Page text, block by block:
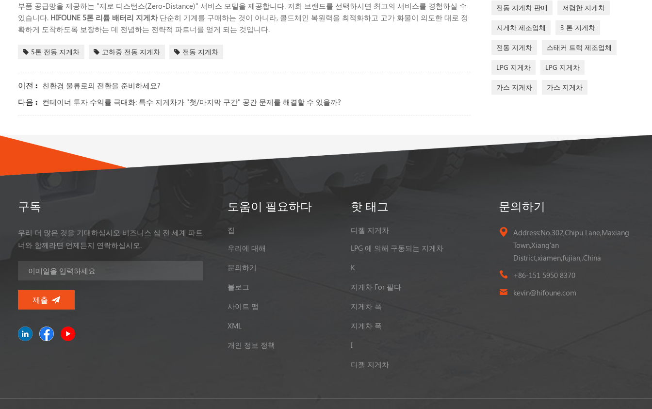
부품 공급망을 제공하는 "제로 디스턴스(Zero-Distance)" 서비스 모델을 제공합니다. 저희 브랜드를 선택하시면 최고의 서비스를 경험하실 수
있습니다. HIFOUNE 5톤 리튬 배터리 지게차 단순히 기계를 구매하는 것이 아니라, 콜드체인 복원력을 최적화하고 고가 화물이 의도한 대로 정
확하게 도착하도록 보장하는 데 전념하는 전략적 파트너를 얻게 되는 것입니다.
5톤 전동 지게차 고하중 전동 지게차 전동 지게차
이전 : 친환경 물류로의 전환을 준비하세요?
다음 : 컨테이너 투자 수익률 극대화: 특수 지게차가 "첫/마지막 구간" 공간 문제를 해결할 수 있을까?
전동 지게차 판매 저렴한 지게차
지게차 제조업체 3 톤 지게차
전동 지게차 스태커 트럭 제조업체
LPG 지게차 LPG 지게차
가스 지게차 가스 지게차
구독
우리 더 많은 것을 기대하십시오 비즈니스 십 전 세계 파트
너와 함께라면 언제든지 연락하십시오.
도움이 필요하다
집
우리에 대해
문의하기
블로그
사이트 맵
XML
개인 정보 정책
핫 태그
디젤 지게차
LPG 에 의해 구동되는 지게차
K
지게차 For 팔다
지게차 폭
지게차 폭
I
디젤 지게차
문의하기
Address:No.302,Chipu Lane,Maxiang
Town,Xiang'an
District,xiamen,fujian,.China
+86-151 5950 8370
kevin@hifoune.com